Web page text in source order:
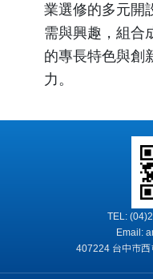
業選修的多元開
需與興趣，組合
的專長特色與創
力。
TEL:
Email:
407224 台中市